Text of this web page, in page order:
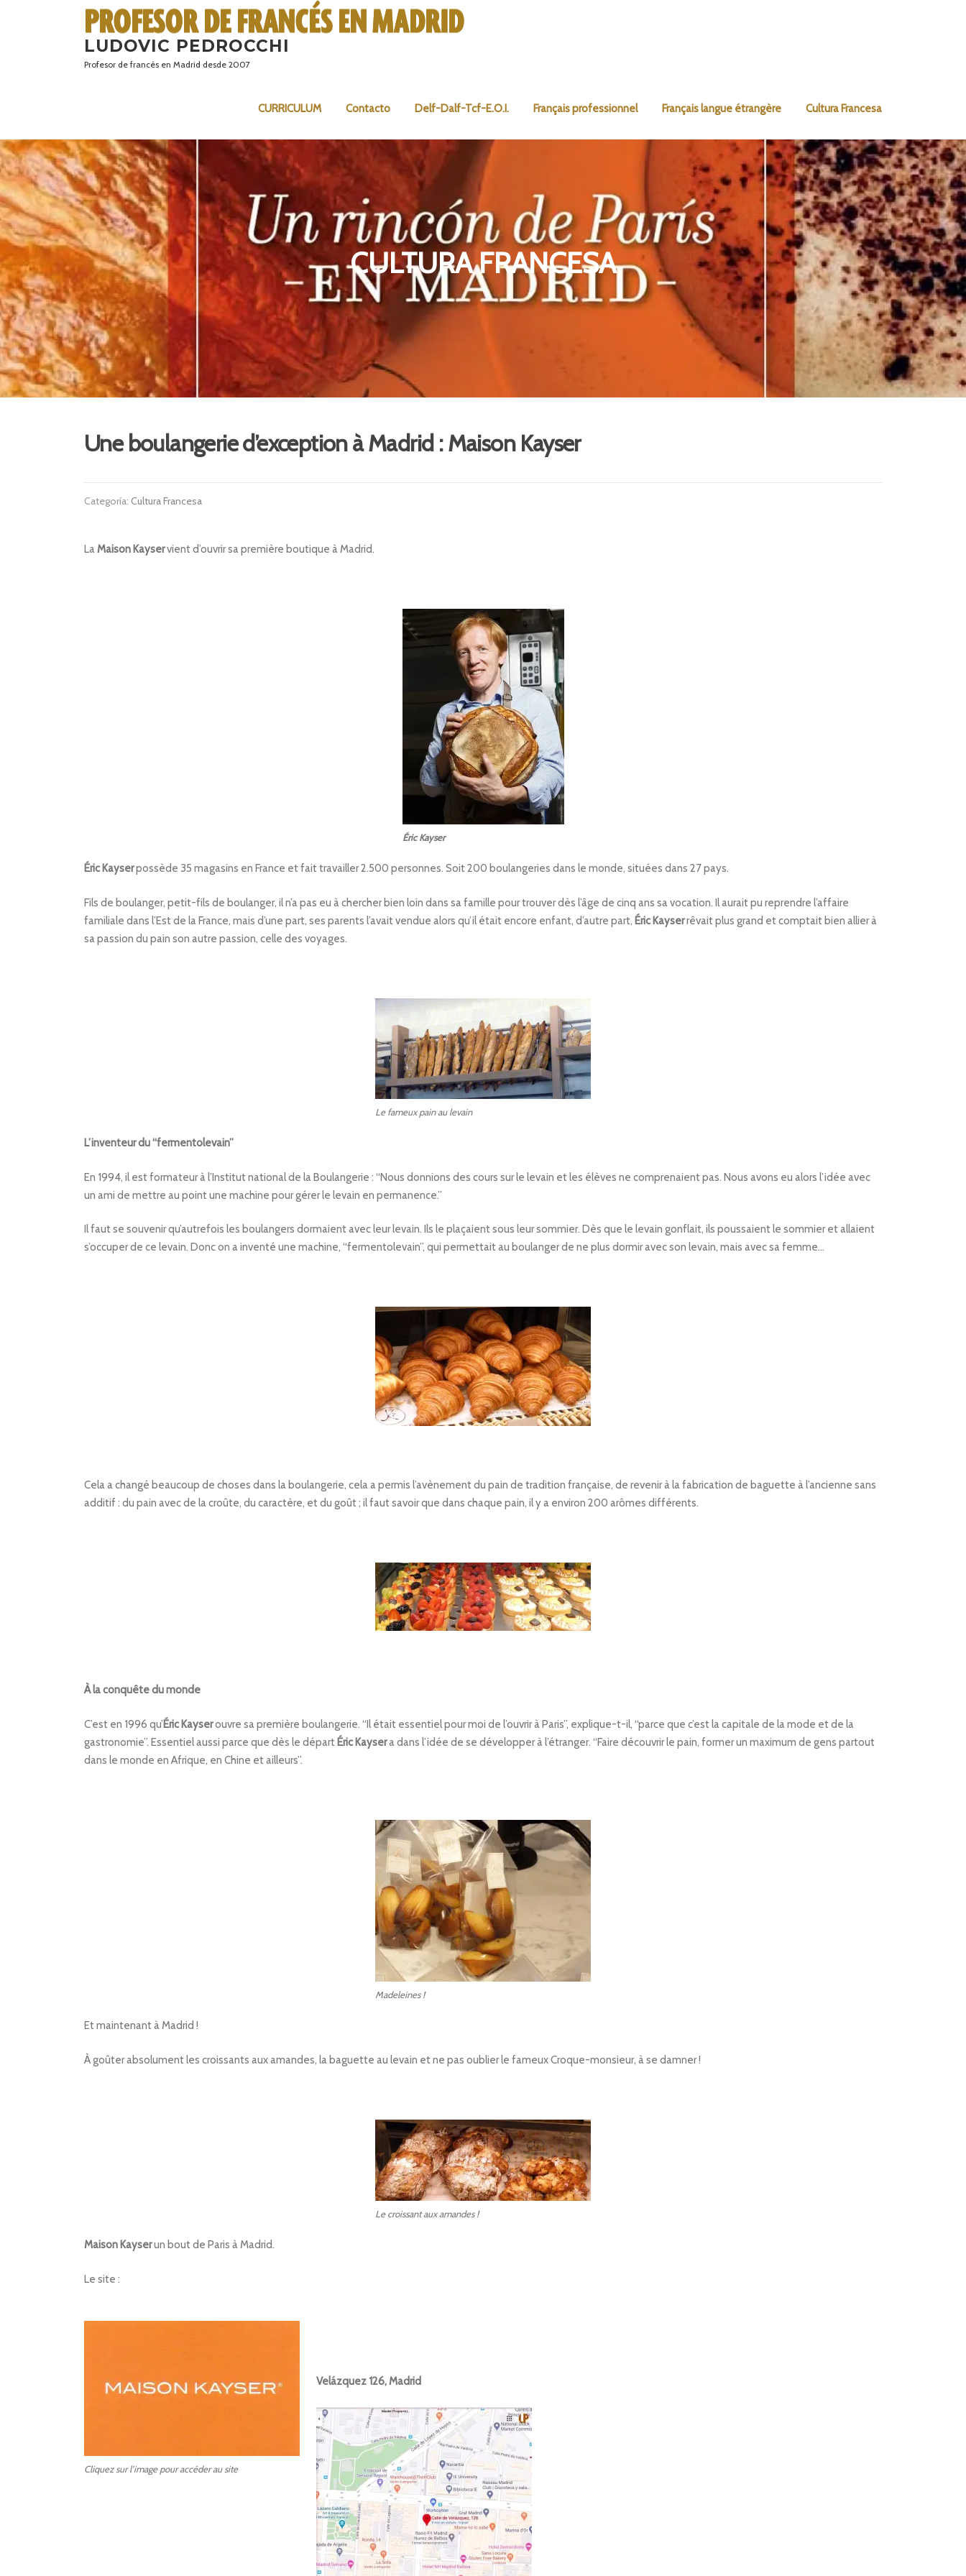
LUDOVIC PEDROCCHI
Profesor de francés en Madrid desde 2007
CURRICULUM Contacto Delf-Dalf-Tcf-E.O.I. Français professionnel Français langue étrangère Cultura Francesa
CULTURA FRANCESA
Une boulangerie d’exception à Madrid : Maison Kayser
Categoría: Cultura Francesa
LaMaison Kayservient d’ouvrir sa première boutique à Madrid.
Éric Kayser
Éric Kayserpossède 35 magasins en France et fait travailler 2.500 personnes. Soit 200 boulangeries dans le monde, situées dans 27 pays.
Fils de boulanger, petit-fils de boulanger, il n’a pas eu à chercher bien loin dans sa famille pour trouver dès l’âge de cinq ans sa vocation. Il aurait pu reprendre l’affaire
familiale dans l’Est de la France, mais d’une part, ses parents l’avait vendue alors qu’il était encore enfant, d’autre part, Éric Kayserrêvait plus grand et comptait bien allier à
sa passion du pain son autre passion, celle des voyages.
Le fameux pain au levain
L’inventeur du “fermentolevain”
En 1994, il est formateur à l’Institut national de la Boulangerie : “Nous donnions des cours sur le levain et les élèves ne comprenaient pas. Nous avons eu alors l’idée avec
un ami de mettre au point une machine pour gérer le levain en permanence.”
Il faut se souvenir qu’autrefois les boulangers dormaient avec leur levain. Ils le plaçaient sous leur sommier. Dès que le levain gonflait, ils poussaient le sommier et allaient
s’occuper de ce levain. Donc on a inventé une machine, “fermentolevain”, qui permettait au boulanger de ne plus dormir avec son levain, mais avec sa femme…
Cela a changé beaucoup de choses dans la boulangerie, cela a permis l’avènement du pain de tradition française, de revenir à la fabrication de baguette à l’ancienne sans
additif : du pain avec de la croûte, du caractère, et du goût ; il faut savoir que dans chaque pain, il y a environ 200 arômes différents.
À la conquête du monde
C’est en 1996 qu’Éric Kayserouvre sa première boulangerie. “Il était essentiel pour moi de l’ouvrir à Paris”, explique-t-il, “parce que c’est la capitale de la mode et de la
gastronomie”. Essentiel aussi parce que dès le départ Éric Kaysera dans l’idée de se développer à l’étranger. “Faire découvrir le pain, former un maximum de gens partout
dans le monde en Afrique, en Chine et ailleurs”.
Madeleines !
Et maintenant à Madrid !
À goûter absolument les croissants aux amandes, la baguette au levain et ne pas oublier le fameux Croque-monsieur, à se damner !
Le croissant aux amandes !
Maison Kayserun bout de Paris à Madrid.
Le site :
Cliquez sur l’image pour accéder au site
Velázquez 126, Madrid